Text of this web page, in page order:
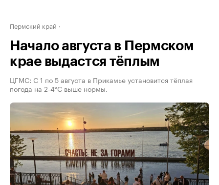
Пермский край
Начало августа в Пермском
крае выдастся тёплым
ЦГМС: С 1 по 5 августа в Прикамье установится тёплая
погода на 2-4°С выше нормы.